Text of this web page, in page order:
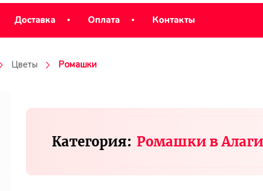
Доставка Оплата Контакты
Цветы Ромашки
Категория: Ромашки в